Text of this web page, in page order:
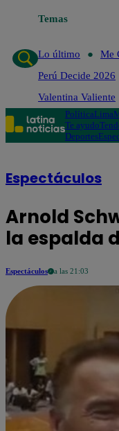
Temas
Lo último
Me
Perú Decide 2026
Valentina Valiente
PolíticaLima
Te ayudo
Deportes
Espectáculos
Arnold
la espalda
Espectáculos a las 21:03